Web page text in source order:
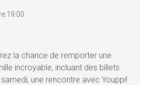
19:00
la chance de remporter une
incroyable, incluant des billets
une rencontre avec Youppi!